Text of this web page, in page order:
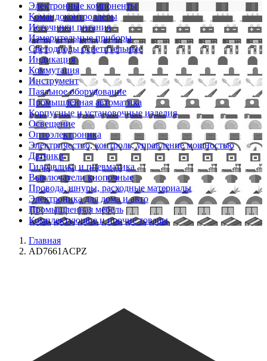
Электронные компоненты
Командоконтроллеры
Источники питания
Измерительные приборы
Светодиоды осветительные
Индикация
Коммутация
Инструмент
Паяльное оборудование
Промышленная автоматика
Корпусные и установочные изделия
Освещение
Оптоэлектроника
Электричество, контроль, управление мощностью
Датчики
Гидравлика и пневматика
Выключатели кнопочные
Провода, шнуры, расходные материалы
Электроника для дома и авто
Промышленная мебель
Комплектующие и прочие товары
Главная
AD7661ACPZ